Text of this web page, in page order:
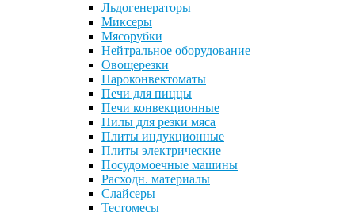
Льдогенераторы
Миксеры
Мясорубки
Нейтральное оборудование
Овощерезки
Пароконвектоматы
Печи для пиццы
Печи конвекционные
Пилы для резки мяса
Плиты индукционные
Плиты электрические
Посудомоечные машины
Расходн. материалы
Слайсеры
Тестомесы